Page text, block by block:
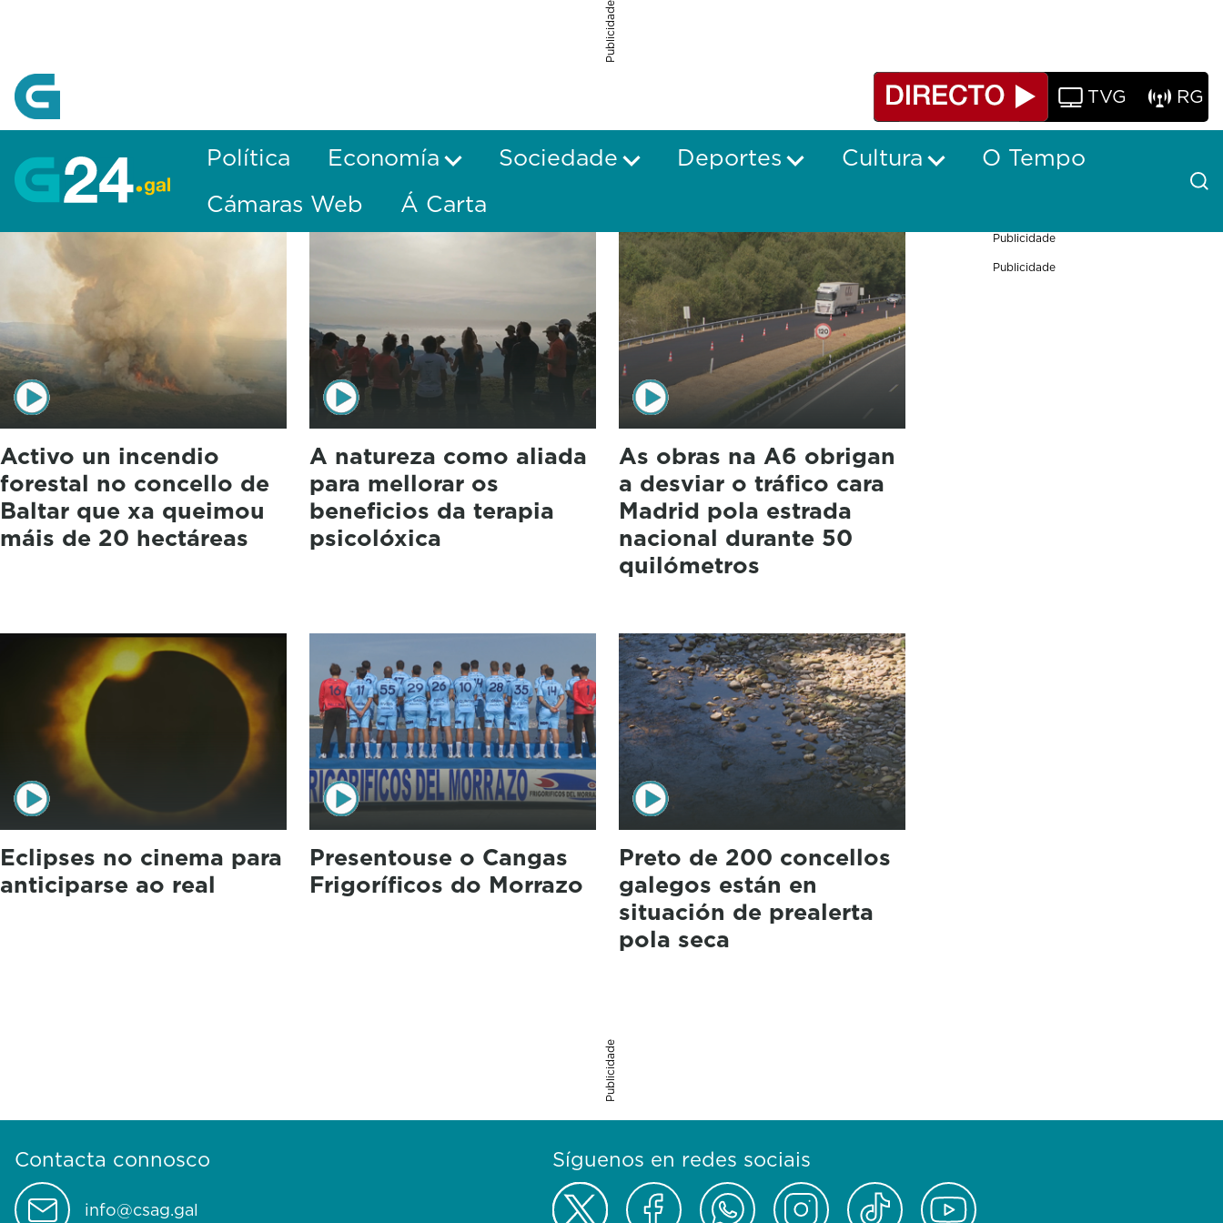
Publicidade
TVG RG
Política Economía Sociedade Deportes Cultura
O Tempo
Cámaras Web
Á Carta
Activo un incendio
forestal no concello de
Baltar que xa queimou
máis de 20 hectáreas
A natureza como aliada
para mellorar os
beneficios da terapia
psicolóxica
As obras na A6 obrigan
a desviar o tráfico cara
Madrid pola estrada
nacional durante 50
quilómetros
Eclipses no cinema para
anticiparse ao real
Presentouse o Cangas
Frigoríficos do Morrazo
Preto de 200 concellos
galegos están en
situación de prealerta
pola seca
Publicidade
Publicidade
Publicidade
Contacta connosco
info@csag.gal
Síguenos en redes sociais